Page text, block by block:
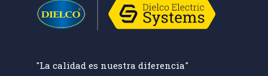
"La calidad es nuestra diferencia"